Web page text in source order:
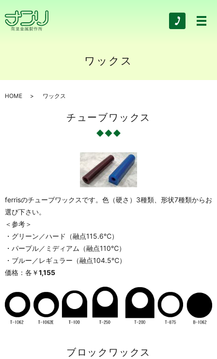
ワックス
HOME ワックス
チューブワックス
ferrisのチューブワックスです。色（硬さ）3種類、形状7種類からお
選び下さい。
＜参考＞
・グリーン／ハード（融点115.6℃）
・パープル／ミディアム（融点110℃）
・ブルー／レギュラー（融点104.5℃）
価格：各￥1,155
ブロックワックス